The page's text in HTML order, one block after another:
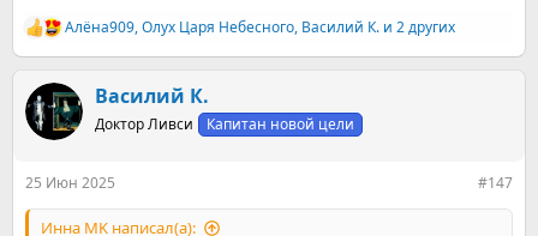
Р
е
к
ц
и
Алёна909,Олух Царя Небесного, Василий К. и 2 других
Василий К.
Доктор Ливси Капитан новой цели
25 Июн 2025 #147
Инна MK написал(а):